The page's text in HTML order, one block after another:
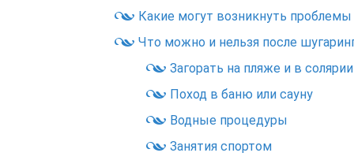
Какие могут возникнуть проблемы
Что можно и нельзя после
Загорать на пляже и в солярии
Поход в баню или сауну
Водные процедуры
Занятия спортом